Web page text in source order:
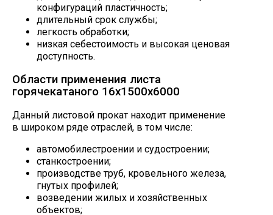
конфигураций пластичность;
длительный срок службы;
легкость обработки;
низкая себестоимость и высокая ценовая
доступность.
Области применения листа
горячекатаного 16х1500х6000
Данный листовой прокат находит применение
в широком ряде отраслей, в том числе:
автомобилестроении и судостроении;
станкостроении;
производстве труб, кровельного железа,
гнутых профилей;
возведении жилых и хозяйственных
объектов;